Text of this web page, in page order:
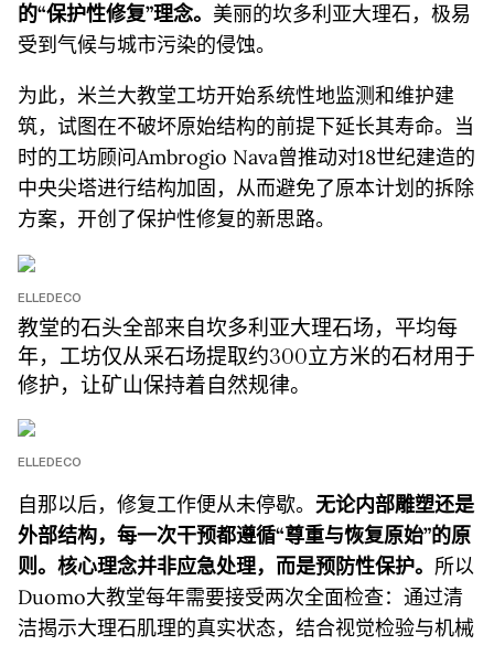
的“保护性修复”理念。 美丽的坎多利亚大理石，极易
受到气候与城市污染的侵蚀。
为此，米兰大教堂工坊开始系统性地监测和维护建
筑，试图在不破坏原始结构的前提下延长其寿命。当
时的工坊顾问Ambrogio Nava曾推动对18世纪建造的
中央尖塔进行结构加固，从而避免了原本计划的拆除
方案，开创了保护性修复的新思路。
ELLEDECO
教堂的石头全部来自坎多利亚大理石场，平均每
年，工坊仅从采石场提取约300立方米的石材用于
修护，让矿山保持着自然规律。
ELLEDECO
自那以后，修复工作便从未停歇。 无论内部雕塑还是
外部结构，每一次干预都遵循“尊重与恢复原始”的原
则。核心理念并非应急处理，而是预防性保护。 所以
Duomo大教堂每年需要接受两次全面检查：通过清
洁揭示大理石肌理的真实状态，结合视觉检验与机械